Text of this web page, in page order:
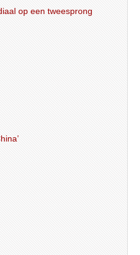
108: AI mondiaal op een tweesprong